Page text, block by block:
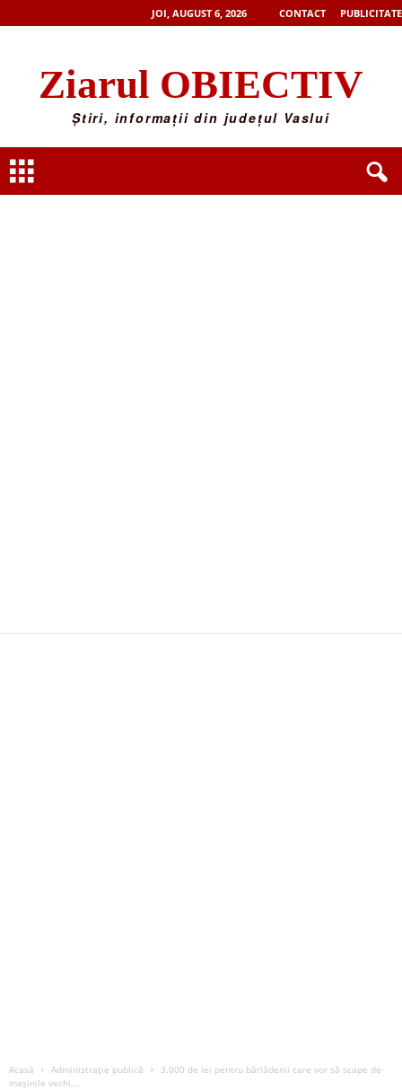
JOI, AUGUST 6, 2026 CONTACT PUBLICITATE
Ziarul OBIECTIV
Știri, informații din județul Vaslui
Acasă Administrație publică
3.000 de lei pentru bârlădenii care vor să scape de
mașinile vechi,...